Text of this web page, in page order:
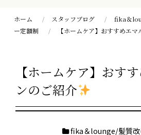
ホーム スタッフブログ
fika＆
ー定額制
【ホームケア】おすすめエ
【ホームケア】おす
ンのご紹介
fika＆lounge/髪質改